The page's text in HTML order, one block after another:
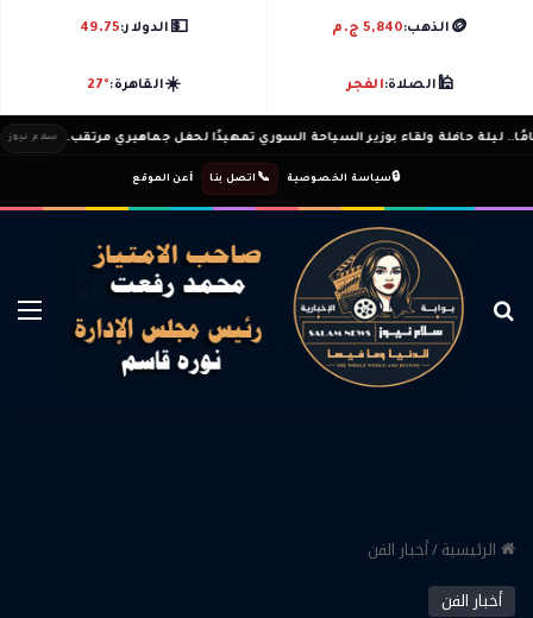
🪙 الذهب:5,840 ج.م 💵 الدولار:49.75
🕌الصلاة:الفجر ☀️القاهرة:27°
سلام نيوز
🔒سياسة الخصوصية 📞 اتصل بنا ℹ️عن الموقع
بحث عن
الرئيسية/أخبار الفن
أخبار الفن